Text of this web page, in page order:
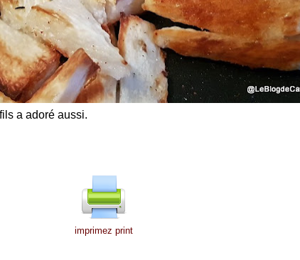
a adoré aussi.
imprimez print